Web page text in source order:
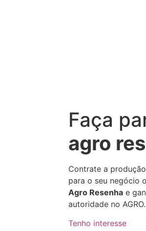
Faça
agro
Contrate a
para o seu negócio
Agro Resenha e
autoridade no AGRO.
Tenho interesse